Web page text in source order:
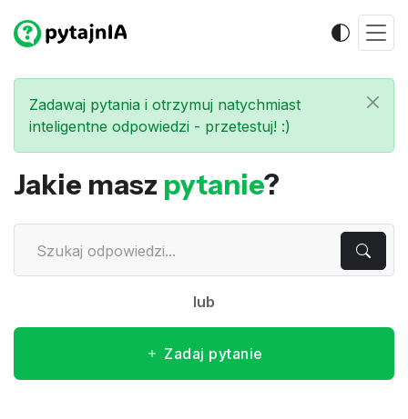
Zadawaj pytania i otrzymuj natychmiast
inteligentne odpowiedzi - przetestuj! :)
Jakie masz pytanie?
lub
Zadaj pytanie